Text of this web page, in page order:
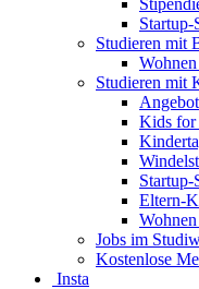
Startup-
Studieren mit
Studieren mit
Kids for
Startup-
Eltern-
Jobs im
Kostenlose
Insta